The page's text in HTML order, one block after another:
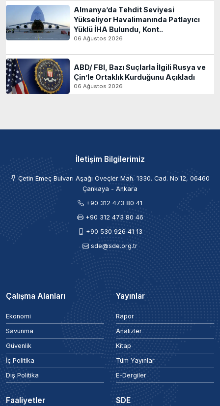
Almanya’da Tehdit Seviyesi
Yükseliyor Havalimanında Patlayıcı
Yüklü İHA Bulundu, Kont..
06 Ağustos 2026
ABD/ FBI, Bazı Suçlarla İlgili Rusya ve
Çin’le Ortaklık Kurduğunu Açıkladı
06 Ağustos 2026
İletişim Bilgilerimiz
Çetin Emeç Bulvarı Aşağı Öveçler Mah. 1330. Cad. No:12, 06460
Çankaya - Ankara
+90 312 473 80 41
+90 312 473 80 46
+90 530 926 41 13
sde@sde.org.tr
Çalışma Alanları
Ekonomi
Savunma
Güvenlik
İç Politika
Dış Politika
Yayınlar
Rapor
Analizler
Kitap
Tüm Yayınlar
E-Dergiler
Faaliyetler SDE